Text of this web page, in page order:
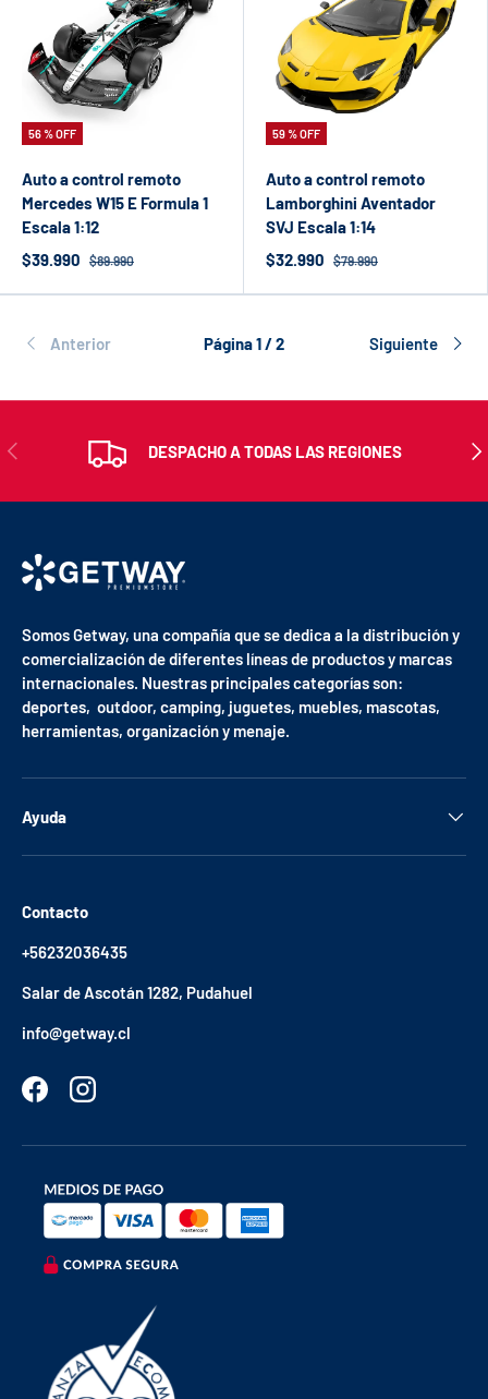
56 % OFF
Auto a control remoto
Mercedes W15 E Formula 1
Escala 1:12
$39.990
$89.990
59 % OFF
Auto a control remoto
Lamborghini Aventador
SVJ Escala 1:14
$32.990
$79.990
Anterior Página 1 / 2 Siguiente
ANTERIOR DESPACHO A TODAS LAS REGIONES
Somos Getway, una compañía que se dedica a la distribución y
comercialización de diferentes líneas de productos y marcas
internacionales. Nuestras principales categorías son:
deportes, outdoor, camping, juguetes, muebles, mascotas,
herramientas, organización y menaje.
Ayuda
Contacto
+56232036435
Salar de Ascotán 1282, Pudahuel
info@getway.cl
FacebookInstagram